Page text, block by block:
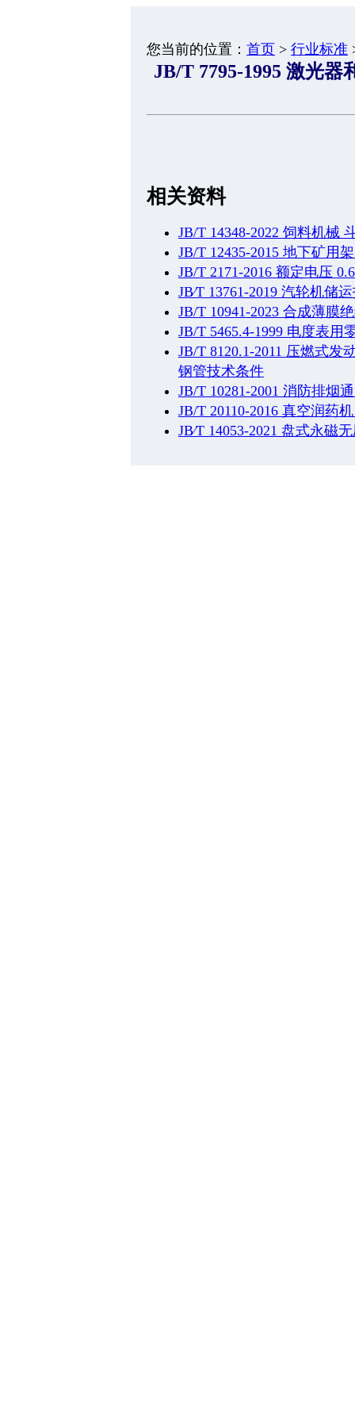
您当前的位置： 首页 > 行业标准
JB/T 7795-1995 激光
相关资料
JB/T 14348-2022 饲料机械
JB/T 12435-2015 地下矿用
JB/T 2171-2016 额定电压
JB∕T 13761-2019 汽轮机储
JB/T 10941-2023 合成薄膜
JB/T 5465.4-1999 电度表用
JB/T 8120.1-2011 压燃式
钢管技术条件
JB/T 10281-2001 消防排烟
JB/T 20110-2016 真空润药
JB∕T 14053-2021 盘式永磁